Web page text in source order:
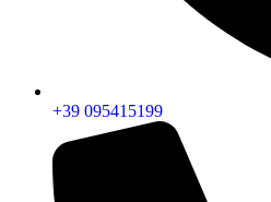
+39 095415199